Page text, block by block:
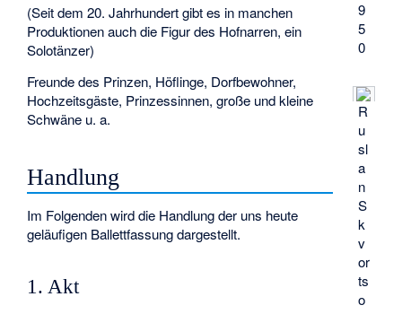
9
5
0
R
u
sl
a
n
S
k
v
or
ts
o
(Seit dem 20. Jahrhundert gibt es in manchen
Produktionen auch die Figur des Hofnarren, ein
Solotänzer)
Freunde des Prinzen, Höflinge, Dorfbewohner,
Hochzeitsgäste, Prinzessinnen, große und kleine
Schwäne u. a.
Handlung
Im Folgenden wird die Handlung der uns heute
geläufigen Ballettfassung dargestellt.
1. Akt